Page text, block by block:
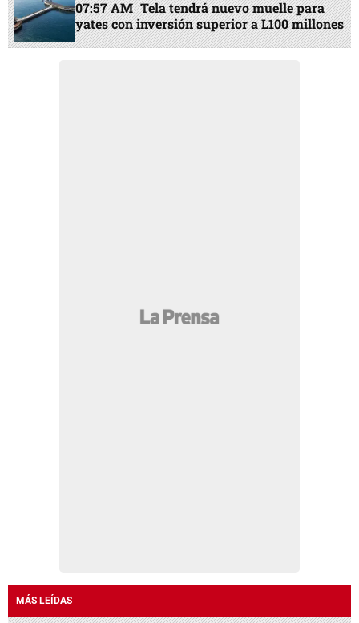
07:57 AM Tela tendrá nuevo muelle para
yates con inversión superior a L100 millones
MÁS LEÍDAS